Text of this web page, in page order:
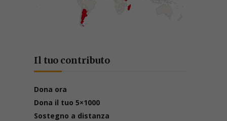
Il tuo contributo
Dona ora
Dona il tuo 5×1000
Sostegno a distanza